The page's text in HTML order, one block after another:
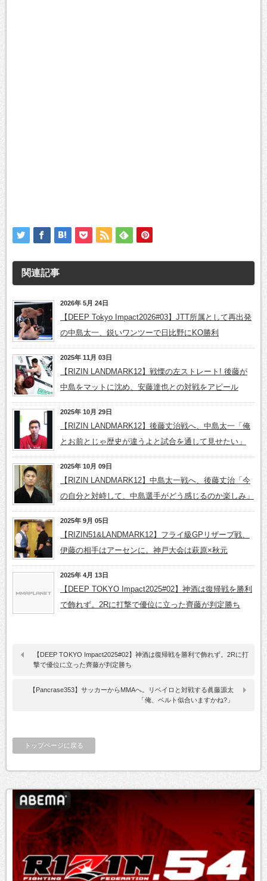
関連記事
2026年 5月 24日
【DEEP Tokyo Impact2026#03】JTT所属として再出発
の中島太一、鋭いワンツーで日比野にKO勝利
2025年 11月 03日
【RIZIN LANDMARK12】戦慄の左ストレート! 後藤が
中島をマットに沈め、安藤達也との対戦をアピール
2025年 10月 29日
【RIZIN LANDMARK12】後藤丈治戦へ、中島太一「俺
とお前とじゃ歴史が違うよと試合を通して見せたい」
2025年 10月 09日
【RIZIN LANDMARK12】中島太一戦へ、後藤丈治「今
の自分と対峙して、中島選手がどう感じるのか楽しみ」
2025年 9月 05日
【RIZIN51&LANDMARK12】フライ級GPリザーブ戦、
伊藤の相手はアーセンに。神戸大会は萩原×秋元
2025年 4月 13日
【DEEP TOKYO Impact2025#02】神酒は復帰戦を勝利
で飾れず。2Rに打撃で優位に立った齊藤が判定勝ち
【DEEP TOKYO Impact2025#02】神酒は復帰戦を勝利で飾れず。2Rに打
撃で優位に立った齊藤が判定勝ち
【Pancrase353】サッカーからMMAへ。リベイロと対戦する眞藤源太
「俺、ベルト似合いますかね?」
トップページに戻る